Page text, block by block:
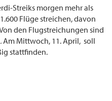
Streiks morgen mehr als
Flüge streichen, davon
den Flugstreichungen sind
Am Mittwoch, 11. April, soll
stattfinden.